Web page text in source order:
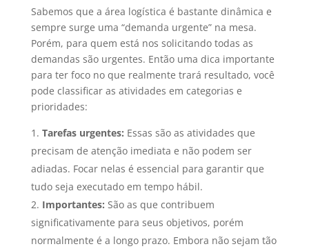
Sabemos que a área logística é bastante dinâmica e
sempre surge uma “demanda urgente” na mesa.
Porém, para quem está nos solicitando todas as
demandas são urgentes. Então uma dica importante
para ter foco no que realmente trará resultado, você
pode classificar as atividades em categorias e
prioridades:
Tarefas urgentes: Essas são as atividades que
precisam de atenção imediata e não podem ser
adiadas. Focar nelas é essencial para garantir que
tudo seja executado em tempo hábil.
Importantes: São as que contribuem
significativamente para seus objetivos, porém
normalmente é a longo prazo. Embora não sejam tão